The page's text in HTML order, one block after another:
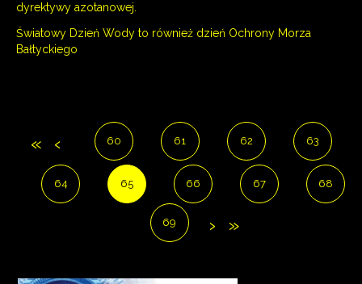
dyrektywy azotanowej.
Światowy Dzień Wody to również dzień Ochrony Morza
Bałtyckiego
60 61 62 63
64 65 66 67 68
69